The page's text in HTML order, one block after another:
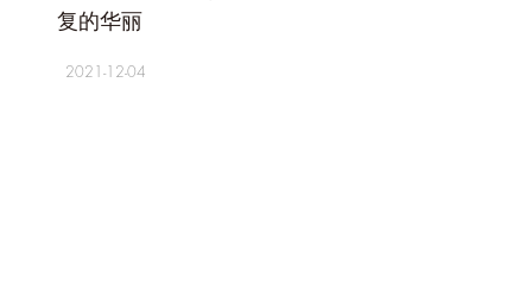
复的华丽
2021-12-04